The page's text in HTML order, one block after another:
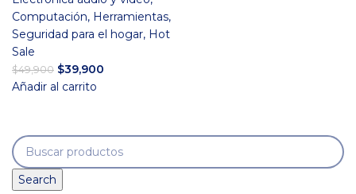
Search
Computación, Herramientas,
Seguridad para el hogar, Hot
Sale
$49,900 El
precio
$49,900.
$39,900
$39,900.
Añadir al carrito